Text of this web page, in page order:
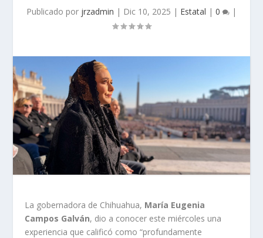
Publicado por jrzadmin | Dic 10, 2025 | Estatal | 0 |
La gobernadora de Chihuahua, María Eugenia
Campos Galván, dio a conocer este miércoles una
experiencia que calificó como “profundamente